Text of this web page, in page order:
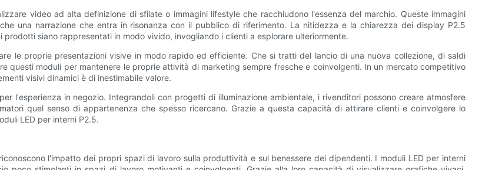
video ad alta definizione di sfilate o immagini lifestyle che racchiudono l'essenza del marchio. Queste immagini
una narrazione che entra in risonanza con il pubblico di riferimento. La nitidezza e la chiarezza dei display P2.5
siano rappresentati in modo vivido, invogliando i clienti a esplorare ulteriormente.
le proprie presentazioni visive in modo rapido ed efficiente. Che si tratti del lancio di una nuova collezione, di saldi
questi moduli per mantenere le proprie attività di marketing sempre fresche e coinvolgenti. In un mercato competitivo
visivi dinamici è di inestimabile valore.
l'esperienza in negozio. Integrandoli con progetti di illuminazione ambientale, i rivenditori possono creare atmosfere
quel senso di appartenenza che spesso ricercano. Grazie a questa capacità di attirare clienti e coinvolgere lo
LED per interni P2.5.
l'impatto dei propri spazi di lavoro sulla produttività e sul benessere dei dipendenti. I moduli LED per interni